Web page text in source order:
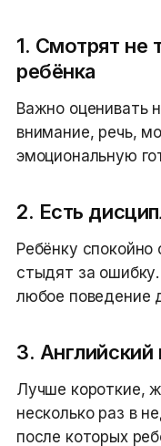
1. Смотрят не
ребёнка
Важно оценивать
внимание, речь,
эмоциональную
2. Есть
Ребёнку спокойно
стыдят за
любое поведение
3. Английский
Лучше короткие,
несколько раз в
после которых